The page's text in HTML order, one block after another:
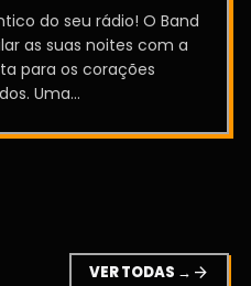
do seu rádio! O Band
as suas noites com a
para os corações
Uma...
VER TODAS → arrow_forward